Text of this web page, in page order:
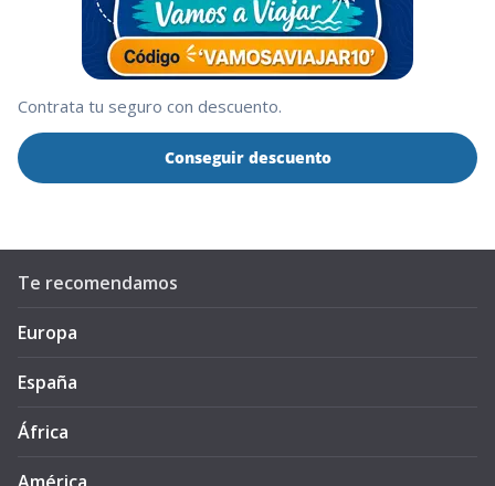
Contrata tu seguro con descuento.
Conseguir descuento
Te recomendamos
Europa
España
África